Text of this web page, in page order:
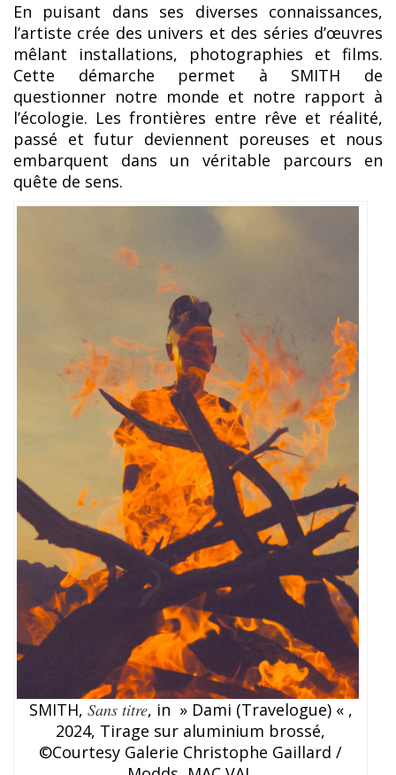
En puisant dans ses diverses connaissances,
l’artiste crée des univers et des séries d’œuvres
mêlant installations, photographies et films.
Cette démarche permet à SMITH de
questionner notre monde et notre rapport à
l’écologie. Les frontières entre rêve et réalité,
passé et futur deviennent poreuses et nous
embarquent dans un véritable parcours en
quête de sens.
SMITH, Sans titre, in » Dami (Travelogue) « ,
2024, Tirage sur aluminium brossé,
©Courtesy Galerie Christophe Gaillard /